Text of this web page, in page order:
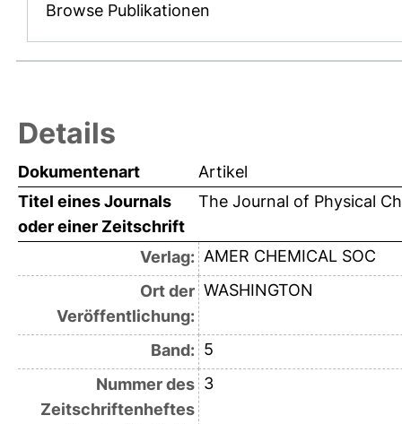
Browse Publikationen
Details
Dokumentenart
Artikel
Titel eines Journals
oder einer Zeitschrift
The Journal of Physical
Verlag: AMER CHEMICAL SOC
Ort der
Veröffentlichung:
WASHINGTON
Band: 5
Nummer des
Zeitschriftenheftes
3